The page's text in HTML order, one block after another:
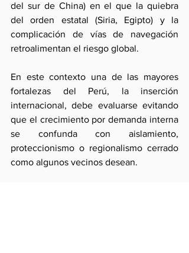
del sur de China) en el que la quiebra
del orden estatal (Siria, Egipto) y la
complicación de vías de navegación
retroalimentan el riesgo global.
En este contexto una de las mayores
fortalezas del Perú, la inserción
internacional, debe evaluarse evitando
que el crecimiento por demanda interna
se confunda con aislamiento,
proteccionismo o regionalismo cerrado
como algunos vecinos desean.